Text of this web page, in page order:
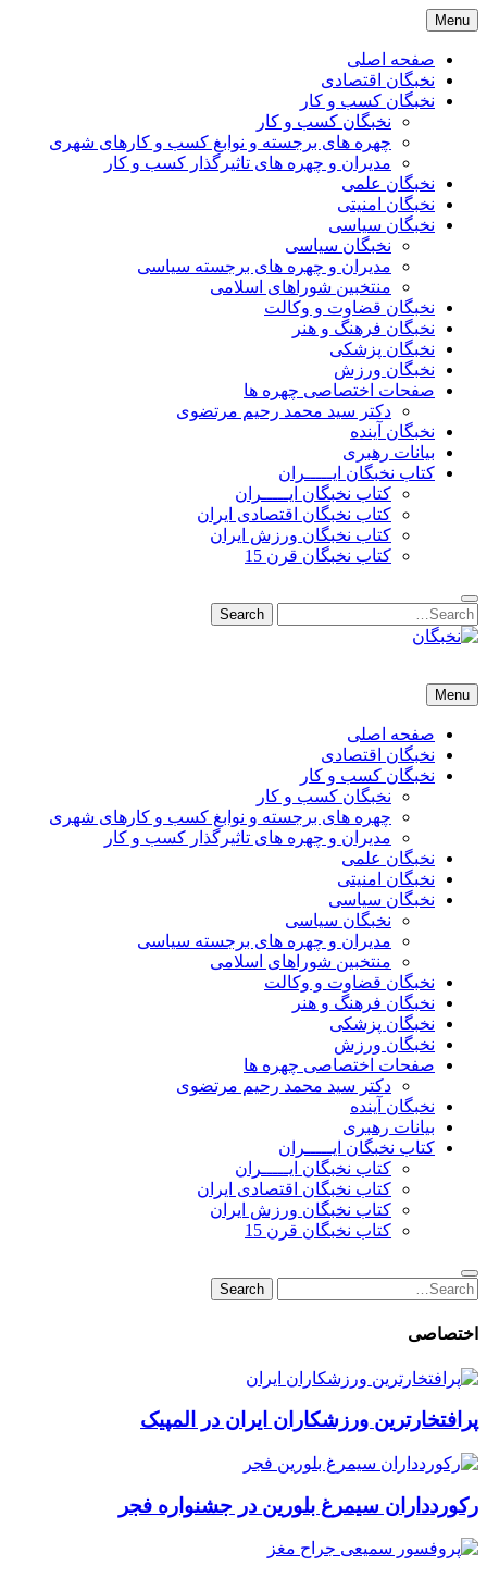
Skip
to
content
Menu
صفحه اصلی
نخبگان اقتصادی
نخبگان کسب و کار
نخبگان کسب و کار
چهره های برجسته و نوابغ کسب و کارهای شهری
مدیران و چهره های تاثیرگذار کسب و کار
نخبگان علمی
نخبگان امنیتی
نخبگان سیاسی
نخبگان سیاسی
مدیران و چهره های برجسته سیاسی
منتخبین شوراهای اسلامی
نخبگان قضاوت و وکالت
نخبگان فرهنگ و هنر
نخبگان پزشکی
نخبگان ورزش
صفحات اختصاصی چهره ها
دکتر سید محمد رحیم مرتضوی
نخبگان آینده
بیانات رهبری
کتاب نخبگان ایـــــران
کتاب نخبگان ایـــــران
کتاب نخبگان اقتصادی ایران
کتاب نخبگان ورزش ایران
کتاب نخبگان قرن 15
Search
for:
Search
نخبگان تایمز/ کتاب نخبگان + پورتال رسمی کتاب نخبگان ایران –
ورزش ایران – کتاب نخبگان کسب و کار ایران – کتاب نخبگان ایران
Menu
صفحه اصلی
نخبگان اقتصادی
نخبگان کسب و کار
نخبگان کسب و کار
چهره های برجسته و نوابغ کسب و کارهای شهری
مدیران و چهره های تاثیرگذار کسب و کار
نخبگان علمی
نخبگان امنیتی
نخبگان سیاسی
نخبگان سیاسی
مدیران و چهره های برجسته سیاسی
منتخبین شوراهای اسلامی
نخبگان قضاوت و وکالت
نخبگان فرهنگ و هنر
نخبگان پزشکی
نخبگان ورزش
صفحات اختصاصی چهره ها
دکتر سید محمد رحیم مرتضوی
نخبگان آینده
بیانات رهبری
کتاب نخبگان ایـــــران
کتاب نخبگان ایـــــران
کتاب نخبگان اقتصادی ایران
کتاب نخبگان ورزش ایران
کتاب نخبگان قرن 15
Search
for:
Search
اختصاصی
پرافتخارترین ورزشکاران ایران در المپیک
رکوردداران سیمرغ بلورین در جشنواره فجر